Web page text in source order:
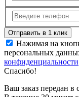
Нажимая на
персональных
конфиденциальности
Спасибо!
Ваш заказ передан в